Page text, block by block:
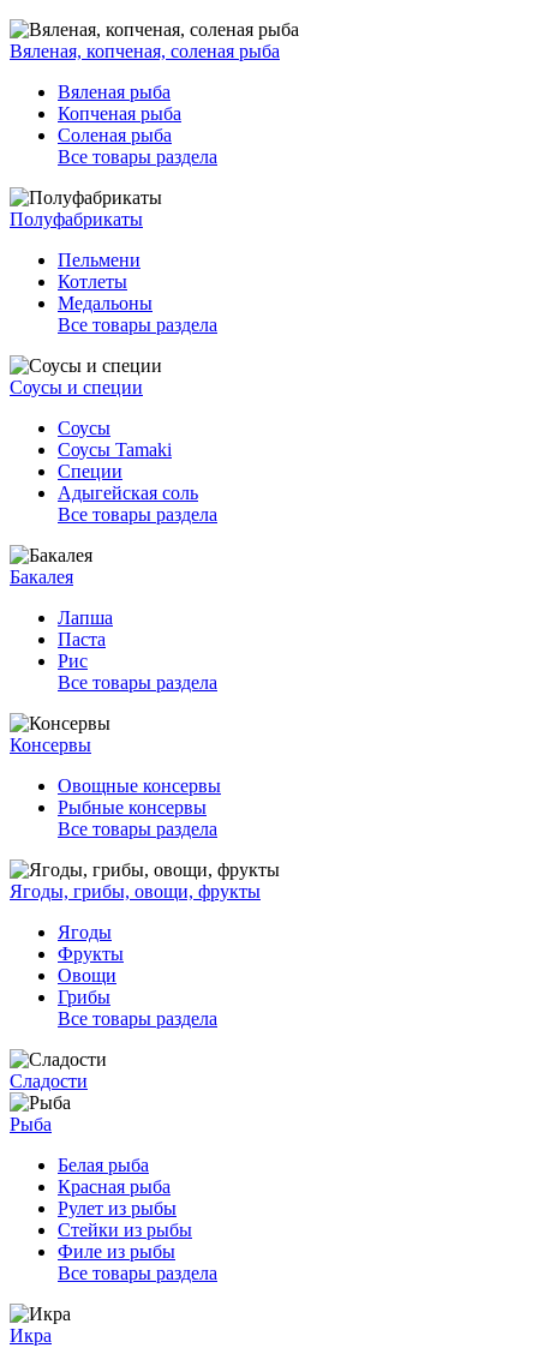
Вяленая, копченая, соленая рыба
Вяленая рыба
Копченая рыба
Соленая рыба
Все товары раздела
Полуфабрикаты
Пельмени
Котлеты
Медальоны
Все товары раздела
Соусы и специи
Соусы
Соусы Tamaki
Специи
Адыгейская соль
Все товары раздела
Бакалея
Лапша
Паста
Рис
Все товары раздела
Консервы
Овощные консервы
Рыбные консервы
Все товары раздела
Ягоды, грибы, овощи, фрукты
Ягоды
Фрукты
Овощи
Грибы
Все товары раздела
Сладости
Рыба
Белая рыба
Красная рыба
Рулет из рыбы
Стейки из рыбы
Филе из рыбы
Все товары раздела
Икра